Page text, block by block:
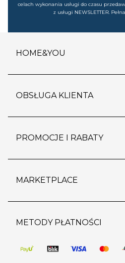
celach wykonania usługi do czasu
z usługi NEWSLETTER.
HOME&YOU
o firmie
polityka prywatności
kontakt
OBSŁUGA KLIENTA
dostawy i płatność
wypis z subskrypcji
regulamin sklepu
pozostałe regulaminy
PROMOCJE I RABATY
outlet
regulaminy promocji
MARKETPLACE
strefa marek
pomoc dla sprzedawców
METODY PŁATNOŚCI